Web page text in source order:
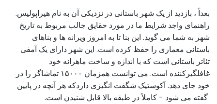
بعداً ، بازدید از یک شهر باستانی در نزدیکی آن به نام هیراپولیس.
راهنمای واجد شرایط ما در مورد حقایق جالب مربوط به تاریخ
شهر به شما می گوید. این بنا تا به امروز ویرانه ها و بناهای
باستانی معماری را حفظ کرده است. این شهر دارای یک آمفی
تئاتر باستانی است که با اندازه و ساخت ماهرانه خود
غافلگیرکننده است. می توانست همزمان ۱۵۰۰۰ تماشاگر را در
خود جای دهد. آکوستیک شگفت انگیزی داردکه هر آنچه در پایین
گفته می شود - کاملاً در طبقه بالا قابل شنیدن است.